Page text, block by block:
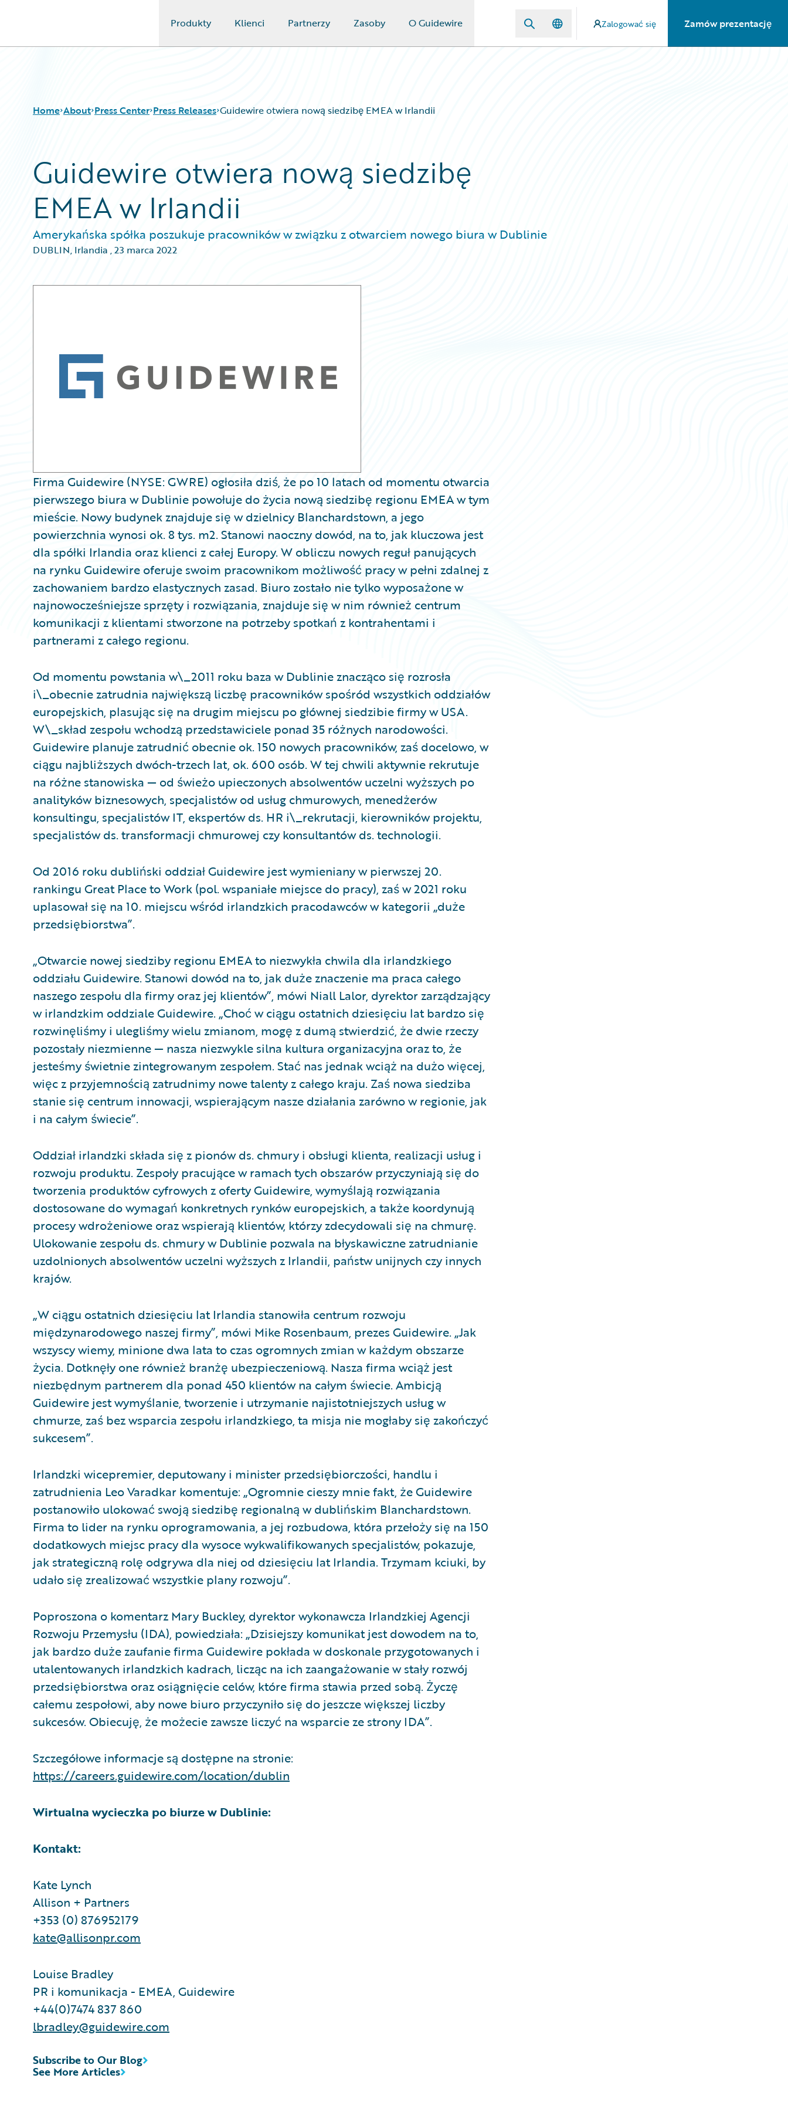
Produkty Klienci Partnerzy Zasoby O Guidewire Zalogować się Zamów prezentację
Home About Press Center Press Releases Guidewire otwiera nową siedzibę EMEA w Irlandii
Guidewire otwiera nową siedzibę
EMEA w Irlandii
Amerykańska spółka poszukuje pracowników w związku z otwarciem nowego biura w Dublinie
DUBLIN, Irlandia ,23 marca 2022
Firma Guidewire (NYSE: GWRE) ogłosiła dziś, że po 10 latach od momentu otwarcia
pierwszego biura w Dublinie powołuje do życia nową siedzibę regionu EMEA w tym
mieście. Nowy budynek znajduje się w dzielnicy Blanchardstown, a jego
powierzchnia wynosi ok. 8 tys. m2. Stanowi naoczny dowód, na to, jak kluczowa jest
dla spółki Irlandia oraz klienci z całej Europy. W obliczu nowych reguł panujących
na rynku Guidewire oferuje swoim pracownikom możliwość pracy w pełni zdalnej z
zachowaniem bardzo elastycznych zasad. Biuro zostało nie tylko wyposażone w
najnowocześniejsze sprzęty i rozwiązania, znajduje się w nim również centrum
komunikacji z klientami stworzone na potrzeby spotkań z kontrahentami i
partnerami z całego regionu.
Od momentu powstania w\_2011 roku baza w Dublinie znacząco się rozrosła
i\_obecnie zatrudnia największą liczbę pracowników spośród wszystkich oddziałów
europejskich, plasując się na drugim miejscu po głównej siedzibie firmy w USA.
W\_skład zespołu wchodzą przedstawiciele ponad 35 różnych narodowości.
Guidewire planuje zatrudnić obecnie ok. 150 nowych pracowników, zaś docelowo, w
ciągu najbliższych dwóch-trzech lat, ok. 600 osób. W tej chwili aktywnie rekrutuje
na różne stanowiska — od świeżo upieczonych absolwentów uczelni wyższych po
analityków biznesowych, specjalistów od usług chmurowych, menedżerów
konsultingu, specjalistów IT, ekspertów ds. HR i\_rekrutacji, kierowników projektu,
specjalistów ds. transformacji chmurowej czy konsultantów ds. technologii.
Od 2016 roku dubliński oddział Guidewire jest wymieniany w pierwszej 20.
rankingu Great Place to Work (pol. wspaniałe miejsce do pracy), zaś w 2021 roku
uplasował się na 10. miejscu wśród irlandzkich pracodawców w kategorii „duże
przedsiębiorstwa”.
„Otwarcie nowej siedziby regionu EMEA to niezwykła chwila dla irlandzkiego
oddziału Guidewire. Stanowi dowód na to, jak duże znaczenie ma praca całego
naszego zespołu dla firmy oraz jej klientów”, mówi Niall Lalor, dyrektor zarządzający
w irlandzkim oddziale Guidewire. „Choć w ciągu ostatnich dziesięciu lat bardzo się
rozwinęliśmy i ulegliśmy wielu zmianom, mogę z dumą stwierdzić, że dwie rzeczy
pozostały niezmienne — nasza niezwykle silna kultura organizacyjna oraz to, że
jesteśmy świetnie zintegrowanym zespołem. Stać nas jednak wciąż na dużo więcej,
więc z przyjemnością zatrudnimy nowe talenty z całego kraju. Zaś nowa siedziba
stanie się centrum innowacji, wspierającym nasze działania zarówno w regionie, jak
i na całym świecie”.
Oddział irlandzki składa się z pionów ds. chmury i obsługi klienta, realizacji usług i
rozwoju produktu. Zespoły pracujące w ramach tych obszarów przyczyniają się do
tworzenia produktów cyfrowych z oferty Guidewire, wymyślają rozwiązania
dostosowane do wymagań konkretnych rynków europejskich, a także koordynują
procesy wdrożeniowe oraz wspierają klientów, którzy zdecydowali się na chmurę.
Ulokowanie zespołu ds. chmury w Dublinie pozwala na błyskawiczne zatrudnianie
uzdolnionych absolwentów uczelni wyższych z Irlandii, państw unijnych czy innych
krajów.
„W ciągu ostatnich dziesięciu lat Irlandia stanowiła centrum rozwoju
międzynarodowego naszej firmy”, mówi Mike Rosenbaum, prezes Guidewire. „Jak
wszyscy wiemy, minione dwa lata to czas ogromnych zmian w każdym obszarze
życia. Dotknęły one również branżę ubezpieczeniową. Nasza firma wciąż jest
niezbędnym partnerem dla ponad 450 klientów na całym świecie. Ambicją
Guidewire jest wymyślanie, tworzenie i utrzymanie najistotniejszych usług w
chmurze, zaś bez wsparcia zespołu irlandzkiego, ta misja nie mogłaby się zakończyć
sukcesem”.
Irlandzki wicepremier, deputowany i minister przedsiębiorczości, handlu i
zatrudnienia Leo Varadkar komentuje: „Ogromnie cieszy mnie fakt, że Guidewire
postanowiło ulokować swoją siedzibę regionalną w dublińskim Blanchardstown.
Firma to lider na rynku oprogramowania, a jej rozbudowa, która przełoży się na 150
dodatkowych miejsc pracy dla wysoce wykwalifikowanych specjalistów, pokazuje,
jak strategiczną rolę odgrywa dla niej od dziesięciu lat Irlandia. Trzymam kciuki, by
udało się zrealizować wszystkie plany rozwoju”.
Poproszona o komentarz Mary Buckley, dyrektor wykonawcza Irlandzkiej Agencji
Rozwoju Przemysłu (IDA), powiedziała: „Dzisiejszy komunikat jest dowodem na to,
jak bardzo duże zaufanie firma Guidewire pokłada w doskonale przygotowanych i
utalentowanych irlandzkich kadrach, licząc na ich zaangażowanie w stały rozwój
przedsiębiorstwa oraz osiągnięcie celów, które firma stawia przed sobą. Życzę
całemu zespołowi, aby nowe biuro przyczyniło się do jeszcze większej liczby
sukcesów. Obiecuję, że możecie zawsze liczyć na wsparcie ze strony IDA”.
Szczegółowe informacje są dostępne na stronie:
https://careers.guidewire.com/location/dublin
Wirtualna wycieczka po biurze w Dublinie:
Kontakt:
Kate Lynch
Allison + Partners
+353 (0) 876952179
kate@allisonpr.com
Louise Bradley
PR i komunikacja - EMEA, Guidewire
+44(0)7474 837 860
lbradley@guidewire.com
See More Articles
Subscribe to Our Blog